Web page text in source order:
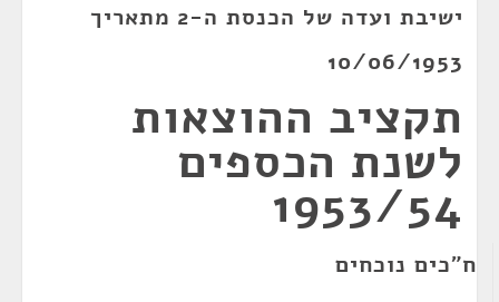
ישיבת ועדה של הכנסת ה-2 מתאריך
10/06/1953
תקציב ההוצאות
לשנת הכספים
1953/54
ח"כים נוכחים